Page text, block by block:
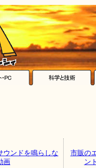
ウンドを鳴らしな
画
市販の
ン